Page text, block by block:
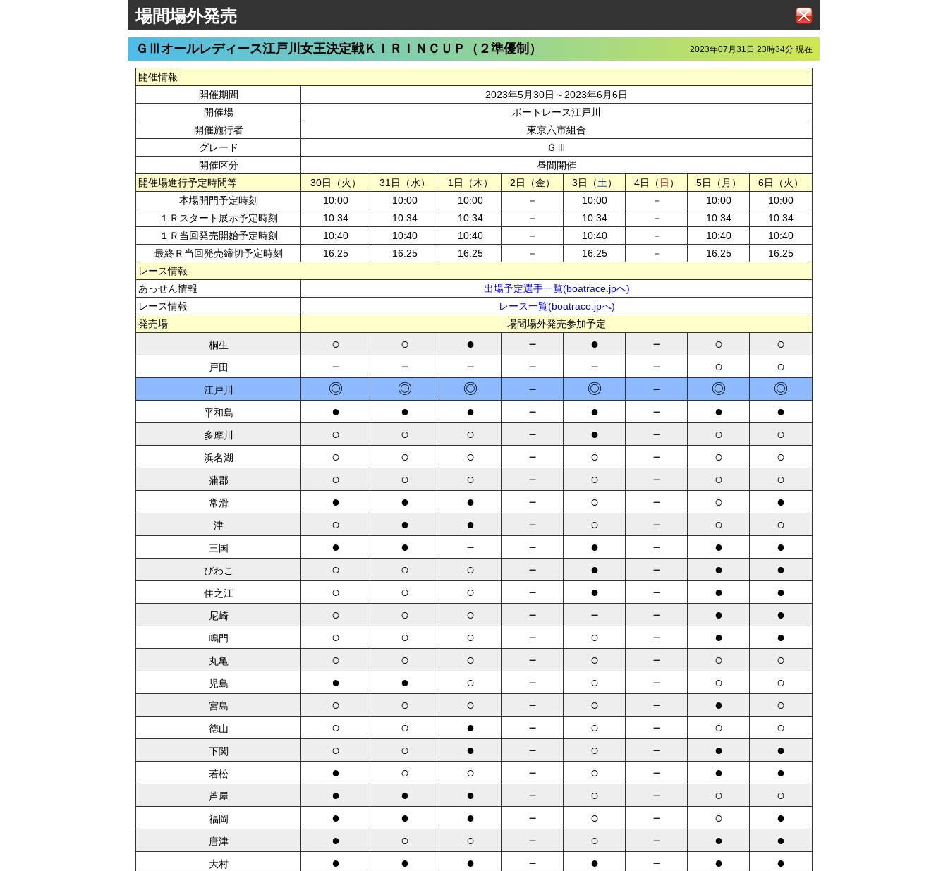
場間場外発売
2023年07月31日 23時34分 現在
ＧⅢオールレディース江戸川女王決定戦ＫＩＲＩＮＣＵＰ（２準優制）
開催情報
開催期間
2023年5月30日～2023年6月6日
開催場
ボートレース江戸川
開催施行者
東京六市組合
グレード
ＧⅢ
開催区分
昼間開催
開催場進行予定時間等
30日（火） 31日（水） 1日（木） 2日（金） 3日（土） 4日（ 日 ） 5日（月）
6日（火）
本場開門予定時刻
10:00 10:00 10:00 － 10:00 － 10:00
10:00
１Ｒスタート展示予定時刻
10:34 10:34 10:34 － 10:34 － 10:34
10:34
１Ｒ当回発売開始予定時刻
10:40 10:40 10:40 － 10:40 － 10:40
10:40
最終Ｒ当回発売締切予定時刻
16:25 16:25 16:25 － 16:25 － 16:25
16:25
レース情報
あっせん情報
出場予定選手一覧(boatrace.jpへ)
レース情報
レース一覧(boatrace.jpへ)
発売場
場間場外発売参加予定
桐生
○ ○ ● － ● － ○ ○
戸田 － － － － － － ○ ○
江戸川 ◎ ◎ ◎ － ◎ － ◎ ◎
平和島 ● ● ● － ● － ● ●
多摩川 ○ ○ ○ － ● － ○ ○
浜名湖 ○ ○ ○ － ○ － ○ ○
蒲郡 ○ ○ ○ － ○ － ○ ○
常滑 ● ● ● － ○ － ○ ●
津 ○ ● ● － ○ － ○ ○
三国 ● ● － － ● － ● ●
びわこ ○ ○ ○ － ● － ● ●
住之江 ○ ○ ○ － ● － ● ●
尼崎 ○ ○ ○ － － － ● ●
鳴門 ○ ○ ○ － ○ － ● ●
丸亀 ○ ○ ○ － ○ － ○ ○
児島 ● ● ○ － ○ － ○ ○
宮島 ○ ○ ○ － ○ － ● ○
徳山 ○ ○ ● － ○ － ○ ○
下関 ○ ○ ● － ○ － ● ●
若松 ● ○ ○ － ○ － ● ●
芦屋 ● ● ● － ○ － ○ ○
福岡 ● ● ● － ○ － ○ ●
唐津 ● ○ ○ － ○ － ● ●
大村 ● ● ● － ● － ● ●